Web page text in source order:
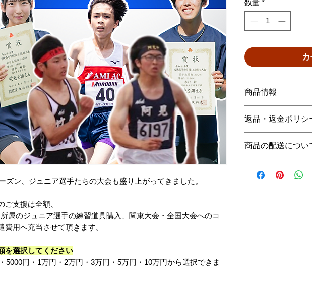
ズン、ジュニア選手たちの大会も盛り上がってきました。
ご支援は全額、
属のジュニア選手の練習道具購入、関東大会・全国大会へのコ
費用へ充当させて頂きます。
を選択してください
5000円・1万円・2万円・3万円・5万円・10万円から選択できま
数量 *
商品情報
援金のすべてを活
す。
返品・返金ポリシ
おります。
商品の配送につい
待受け画像はメー